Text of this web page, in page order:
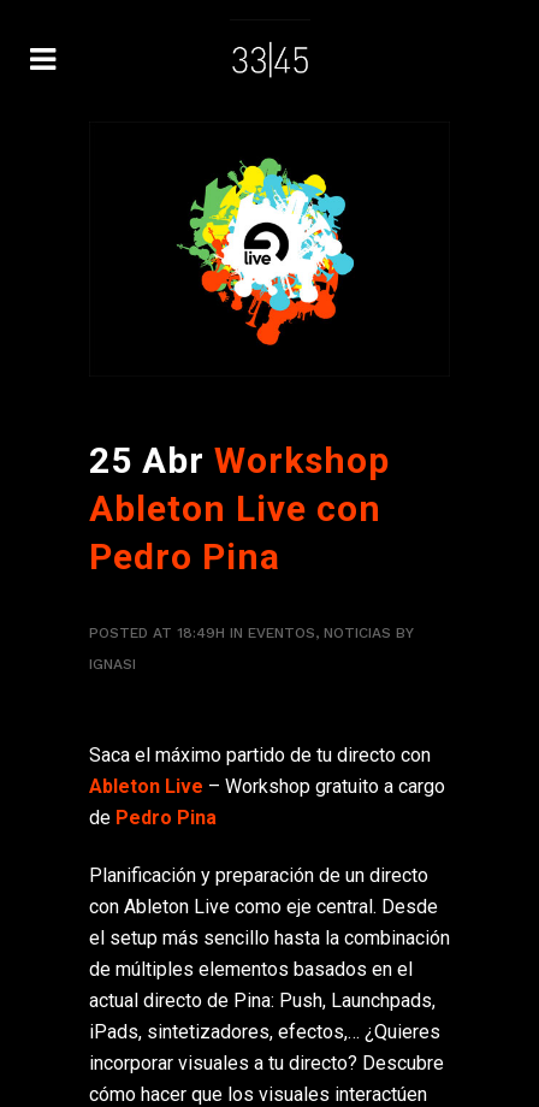
25 Abr Workshop
Ableton Live con
Pedro Pina
POSTED AT 18:49H IN EVENTOS, NOTICIAS BY
IGNASI
Saca el máximo partido de tu directo con
Ableton Live – Workshop gratuito a cargo
de Pedro Pina
Planificación y preparación de un directo
con Ableton Live como eje central. Desde
el setup más sencillo hasta la combinación
de múltiples elementos basados en el
actual directo de Pina: Push, Launchpads,
iPads, sintetizadores, efectos,… ¿Quieres
incorporar visuales a tu directo? Descubre
cómo hacer que los visuales interactúen